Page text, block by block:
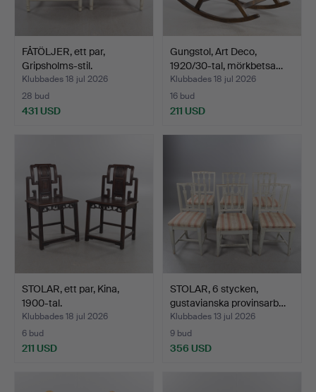
FÅTÖLJER, ett par,
Gripsholms-stil.
Klubbades 18 jul 2026
28 bud
431 USD
Gungstol, Art Deco,
1920/30-tal, mörkbetsa…
Klubbades 18 jul 2026
16 bud
211 USD
STOLAR, ett par, Kina,
1900-tal.
Klubbades 18 jul 2026
6 bud
211 USD
STOLAR, 6 stycken,
gustavianska provinsarb…
Klubbades 13 jul 2026
9 bud
356 USD